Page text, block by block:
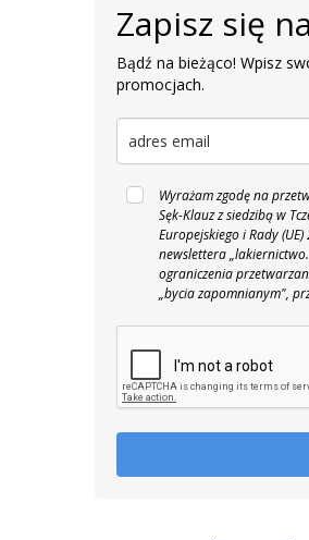
Zapisz się
Bądź na bieżąco! Wpisz
promocjach.
Wyrażam zgodę na
Sęk-Klauz z siedzibą w
Europejskiego i Rady
newslettera
ograniczenia
„bycia zapomnianym",